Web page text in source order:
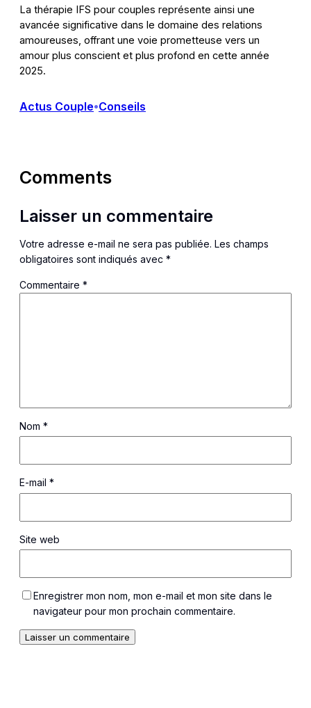
La thérapie IFS pour couples représente ainsi une
avancée significative dans le domaine des relations
amoureuses, offrant une voie prometteuse vers un
amour plus conscient et plus profond en cette année
2025.
Actus Couple•Conseils
Comments
Laisser un commentaire
Votre adresse e-mail ne sera pas publiée. Les champs
obligatoires sont indiqués avec *
Commentaire *
Nom *
E-mail *
Site web
Enregistrer mon nom, mon e-mail et mon site dans le
navigateur pour mon prochain commentaire.